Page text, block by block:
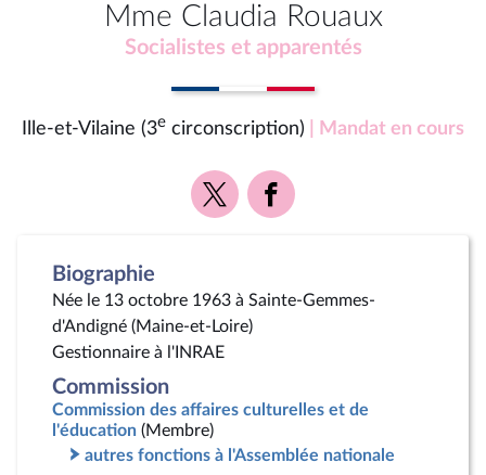
Mme Claudia Rouaux
Socialistes et apparentés
Ille-et-Vilaine (3e circonscription) | Mandat en cours
Voir
la
Voir
la
Biographie
Née le 13 octobre 1963 à Sainte-Gemmes-
d'Andigné (Maine-et-Loire)
Gestionnaire à l'INRAE
Commission
Commission des affaires culturelles et de
l'éducation (Membre)
autres fonctions à l'Assemblée nationale